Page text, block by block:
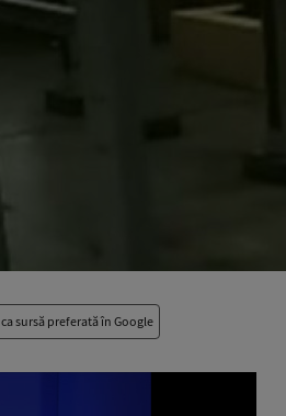
ca sursă preferată în Google